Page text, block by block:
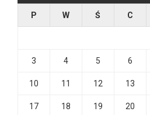
P W Ś C
3 4 5 6
10 11 12 13
17 18 19 20